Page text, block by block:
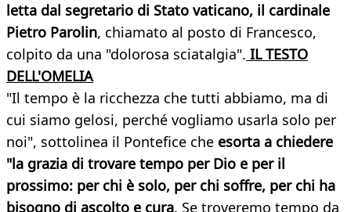
letta dal segretario di Stato vaticano, il cardinale
Pietro Parolin, chiamato al posto di Francesco,
colpito da una "dolorosa sciatalgia". IL TESTO
DELL'OMELIA
"Il tempo è la ricchezza che tutti abbiamo, ma di
cui siamo gelosi, perché vogliamo usarla solo per
noi", sottolinea il Pontefice che esorta a chiedere
"la grazia di trovare tempo per Dio e per il
prossimo: per chi è solo, per chi soffre, per chi ha
bisogno di ascolto e cura. Se troveremo tempo da